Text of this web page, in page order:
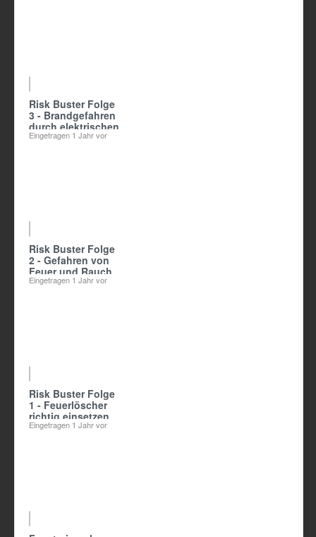
Risk Buster Folge
3 - Brandgefahren
durch elektrischen
Strom
Eingetragen 1 Jahr vor
Risk Buster Folge
2 - Gefahren von
Feuer und Rauch
Eingetragen 1 Jahr vor
Risk Buster Folge
1 - Feuerlöscher
richtig einsetzen
Eingetragen 1 Jahr vor